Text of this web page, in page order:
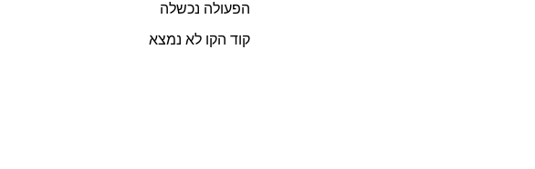
הפעולה נכשלה
קוד הקו לא נמצא